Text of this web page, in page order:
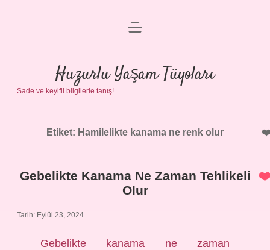
Anasayfa
Gizlilik Politikası
Yasal Uyarı
menüyü
Huzurlu Yaşam Tüyoları
Sade ve keyifli bilgilerle tanış!
Etiket: Hamilelikte kanama ne renk olur
Gebelikte Kanama Ne Zaman Tehlikeli
Olur
Tarih: Eylül 23, 2024
Gebelikte kanama ne zaman